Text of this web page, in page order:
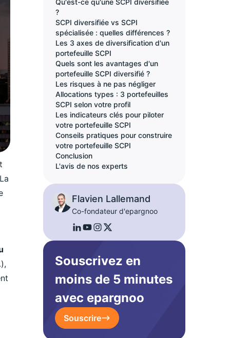
Qu'est-ce qu'une SCPI diversifiée
?
SCPI diversifiée vs SCPI
spécialisée : quelles différences ?
Les 3 axes de diversification d'un
portefeuille SCPI
Quels sont les avantages d'un
portefeuille SCPI diversifié ?
Les risques à ne pas négliger
Allocations types : 3 portefeuilles
SCPI selon votre profil
Les indicateurs clés pour piloter
votre portefeuille SCPI
Conseils pratiques pour construire
votre portefeuille SCPI
Conclusion
L'avis de nos experts
Flavien Lallemand
Co-fondateur d'epargnoo
Souscrivez en
moins de 5 minutes
avec epargnoo
Souscrire